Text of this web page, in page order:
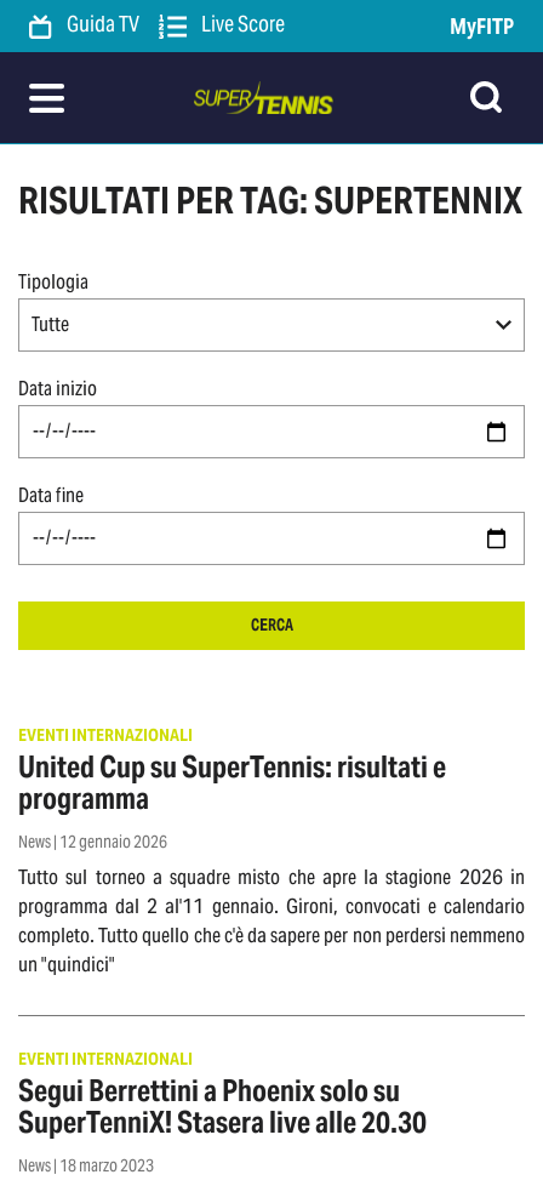
Guida TV Live Score MyFITP
RISULTATI PER TAG: SUPERTENNIX
Tipologia
Tutte
Data inizio
Data fine
CERCA
EVENTI INTERNAZIONALI
United Cup su SuperTennis: risultati e
programma
News | 12 gennaio 2026
Tutto sul torneo a squadre misto che apre la stagione 2026 in
programma dal 2 al'11 gennaio. Gironi, convocati e calendario
completo. Tutto quello che c'è da sapere per non perdersi nemmeno
un "quindici"
EVENTI INTERNAZIONALI
Segui Berrettini a Phoenix solo su
SuperTenniX! Stasera live alle 20.30
News | 18 marzo 2023